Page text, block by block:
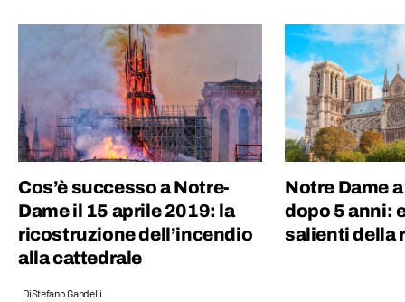
guardare film, andare ai concerti e
collezionare dischi in vinile.
Cos’è successo a Notre-
Dame il 15 aprile 2019: la
ricostruzione dell’incendio
alla cattedrale
DiStefano Gandelli
Notre Dame
dopo 5 anni:
salienti della